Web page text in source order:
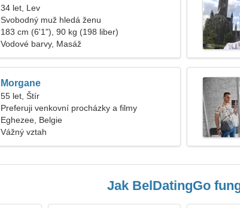
34 let, Lev
Svobodný muž hledá ženu
183 cm (6'1"), 90 kg (198 liber)
Vodové barvy, Masáž
Morgane
55 let, Štír
Preferuji venkovní procházky a filmy
Eghezee, Belgie
Vážný vztah
Jak BelDatingGo